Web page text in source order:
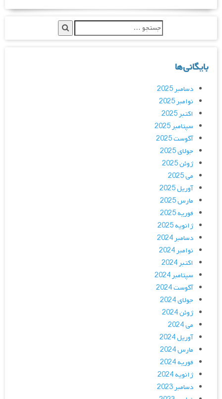
بایگانی‌ها
دسامبر 2025
نوامبر 2025
اکتبر 2025
سپتامبر 2025
آگوست 2025
جولای 2025
ژوئن 2025
می 2025
آوریل 2025
مارس 2025
فوریه 2025
ژانویه 2025
دسامبر 2024
نوامبر 2024
اکتبر 2024
سپتامبر 2024
آگوست 2024
جولای 2024
ژوئن 2024
می 2024
آوریل 2024
مارس 2024
فوریه 2024
ژانویه 2024
دسامبر 2023